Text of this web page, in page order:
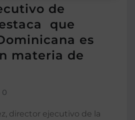
de
que
es
materia de
0
director ejecutivo de la